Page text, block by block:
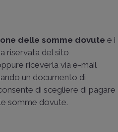
delle somme dovute e i
riservata del sito
riceverla via e-mail
un documento di
di scegliere di pagare
somme dovute.